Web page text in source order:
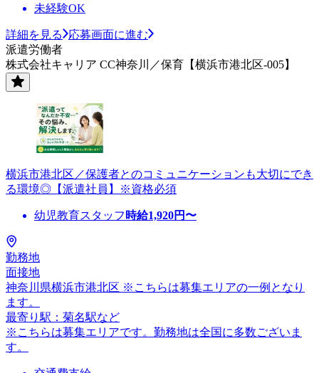
未経験OK
詳細を見る
応募画面に進む
派遣労働者
株式会社キャリア CC神奈川／保育【横浜市港北区-005】
横浜市港北区／保護者とのコミュニケーションも大切にでき
る環境◎【派遣社員】※資格必須
幼児教育スタッフ 時給1,920円〜
勤務地
面接地
神奈川県横浜市港北区 ※こちらは募集エリアの一例となり
ます。
最寄り駅：菊名駅など
※こちらは募集エリアです。勤務地は全国に多数ございま
す。